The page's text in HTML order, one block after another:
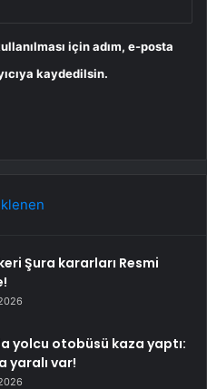
için adım, e-posta
kaydedilsin.
Şura kararları Resmi
yolcu otobüsü kaza yaptı:
yaralı var!